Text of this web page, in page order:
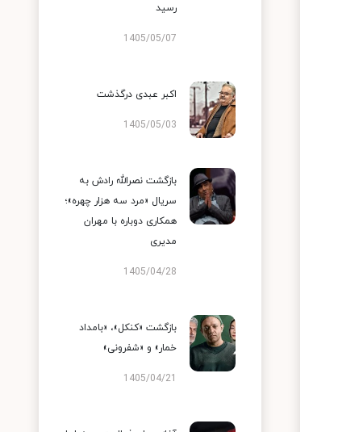
رسید
1405/05/07
اکبر عبدی درگذشت
1405/05/03
بازگشت نصرالله رادش به
سریال «مرد سه هزار چهره»؛
همکاری دوباره با مهران
مدیری
1405/04/28
بازگشت «کنکل»، «بامداد
خمار» و «شفرونی»
1405/04/21